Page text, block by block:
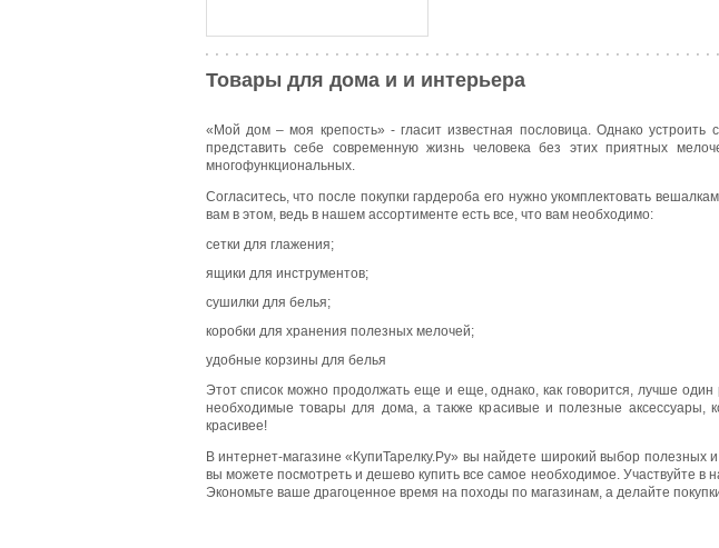
Товары для дома и и интерьера
«Мой дом – моя крепость» - гласит известная пословица. Однако
представить себе современную жизнь человека без этих приятных
многофункциональных.
Согласитесь, что после покупки гардероба его нужно укомплектовать
вам в этом, ведь в нашем ассортименте есть все, что вам необходимо:
сетки для глажения;
ящики для инструментов;
сушилки для белья;
коробки для хранения полезных мелочей;
удобные корзины для белья
Этот список можно продолжать еще и еще, однако, как говорится, лучше
необходимые товары для дома, а также красивые и полезные
красивее!
В интернет-магазине «КупиТарелку.Ру» вы найдете широкий выбор полезных
вы можете посмотреть и дешево купить все самое необходимое. Участвуйте
Экономьте ваше драгоценное время на походы по магазинам, а делайте